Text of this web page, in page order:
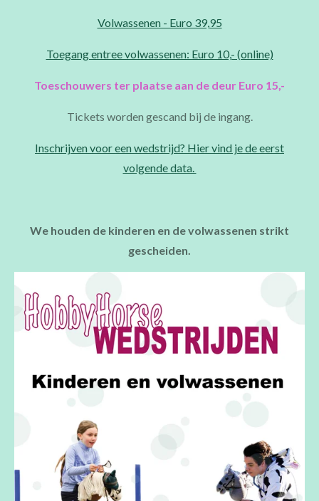
Volwassenen - Euro 39,95
Toegang entree volwassenen: Euro 10,- (online)
Toeschouwers ter plaatse aan de deur Euro 15,-
Tickets worden gescand bij de ingang.
Inschrijven voor een wedstrijd? Hier vind je de eerst
volgende data.
We houden de kinderen en de volwassenen strikt
gescheiden.